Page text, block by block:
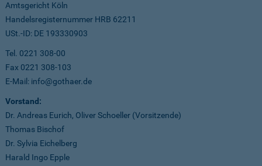
Amtsgericht Köln
Handelsregisternummer HRB 62211
USt.-ID: DE 193330903
Tel. 0221 308-00
Fax 0221 308-103
E-Mail: info@gothaer.de
Vorstand:
Dr. Andreas Eurich, Oliver Schoeller (Vorsitzende)
Thomas Bischof
Dr. Sylvia Eichelberg
Harald Ingo Epple